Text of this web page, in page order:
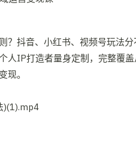
抖音、小红书、视频号玩法
人IP打造者量身定制，完整
现。
)(1).mp4